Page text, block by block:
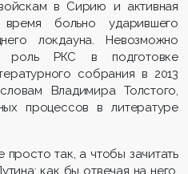
в Сирию и активная
больно ударившего
локдауна. Невозможно
роль РКС в подготовке
собрания в 2013
Владимира Толстого,
процессов в литературе
так, а чтобы зачитать
как бы отвечая на него,